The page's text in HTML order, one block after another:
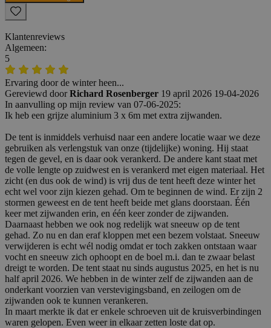
Klantenreviews
Algemeen:
5
Ervaring door de winter heen...
Gereviewd door Richard Rosenberger 19 april 2026 19-04-2026
In aanvulling op mijn review van 07-06-2025:
Ik heb een grijze aluminium 3 x 6m met extra zijwanden.
De tent is inmiddels verhuisd naar een andere locatie waar we deze
gebruiken als verlengstuk van onze (tijdelijke) woning. Hij staat
tegen de gevel, en is daar ook verankerd. De andere kant staat met
de volle lengte op zuidwest en is verankerd met eigen materiaal. Het
zicht (en dus ook de wind) is vrij dus de tent heeft deze winter het
echt wel voor zijn kiezen gehad. Om te beginnen de wind. Er zijn 2
stormen geweest en de tent heeft beide met glans doorstaan. Één
keer met zijwanden erin, en één keer zonder de zijwanden.
Daarnaast hebben we ook nog redelijk wat sneeuw op de tent
gehad. Zo nu en dan eraf kloppen met een bezem volstaat. Sneeuw
verwijderen is echt wél nodig omdat er toch zakken ontstaan waar
vocht en sneeuw zich ophoopt en de boel m.i. dan te zwaar belast
dreigt te worden. De tent staat nu sinds augustus 2025, en het is nu
half april 2026. We hebben in de winter zelf de zijwanden aan de
onderkant voorzien van verstevigingsband, en zeilogen om de
zijwanden ook te kunnen verankeren.
In maart merkte ik dat er enkele schroeven uit de kruisverbindingen
waren gelopen. Even weer in elkaar zetten loste dat op.